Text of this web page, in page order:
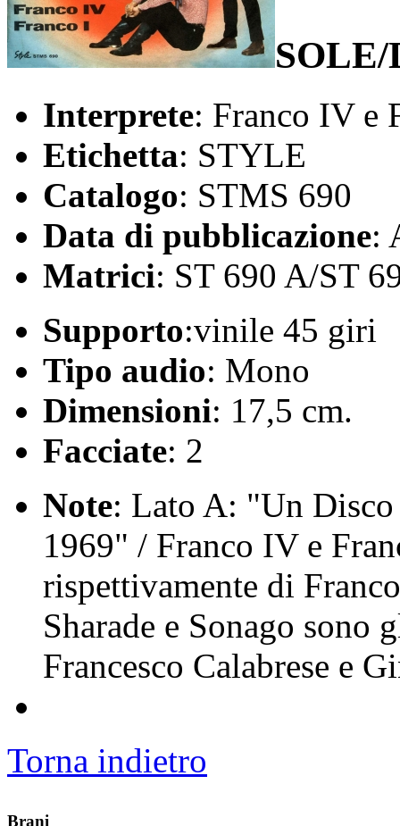
Interprete: Franco IV e
Etichetta: STYLE
Catalogo: STMS 690
Data di pubblicazione:
Matrici: ST 690 A/ST
Supporto:vinile 45 giri
Tipo audio: Mono
Dimensioni: 17,5 cm.
Facciate: 2
Note: Lato A: "Un
1969" / Franco IV e
rispettivamente di
Sharade e Sonago
Francesco Calabrese e
Torna indietro
Brani